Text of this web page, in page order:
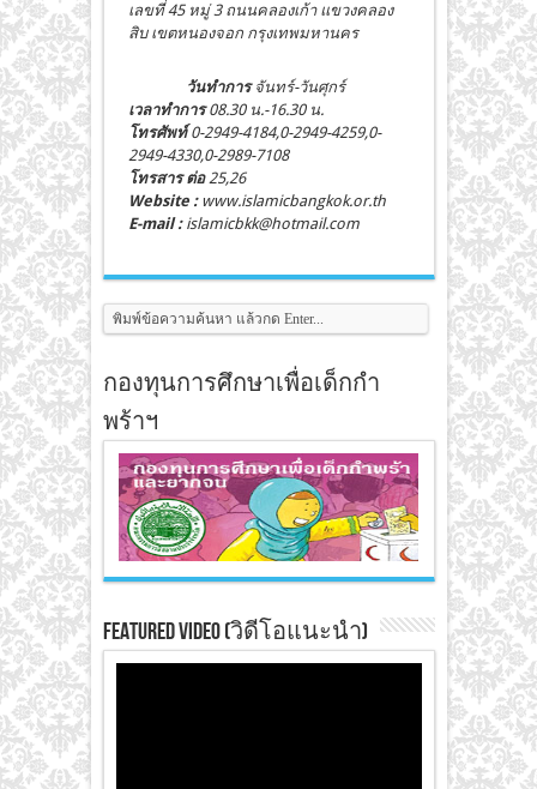
เลขที่ 45 หมู่ 3 ถนนคลองเก้า แขวงคลอง
สิบ เขตหนองจอก กรุงเทพมหานคร
วันทำการจันทร์-วันศุกร์
เวลาทำการ08.30 น.-16.30 น.
โทรศัพท์0-2949-4184,0-2949-4259,0-
2949-4330,0-2989-7108
โทรสาร ต่อ25,26
Website :www.islamicbangkok.or.th
E-mail :islamicbkk@hotmail.com
กองทุนการศึกษาเพื่อเด็กกำ
พร้าฯ
Featured Video (วิดีโอแนะนำ)